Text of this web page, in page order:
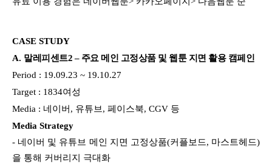
CASE STUDY
A. 말레피센트2 – 주요 메인 고정상품 및 웹툰 지면 활용 캠페인
Period : 19.09.23 ~ 19.10.27
Target : 1834여성
Media : 네이버, 유튜브, 페이스북, CGV 등
Media Strategy
- 네이버 및 유튜브 메인 지면 고정상품(커플보드, 마스트헤드)
을 통해 커버리지 극대화